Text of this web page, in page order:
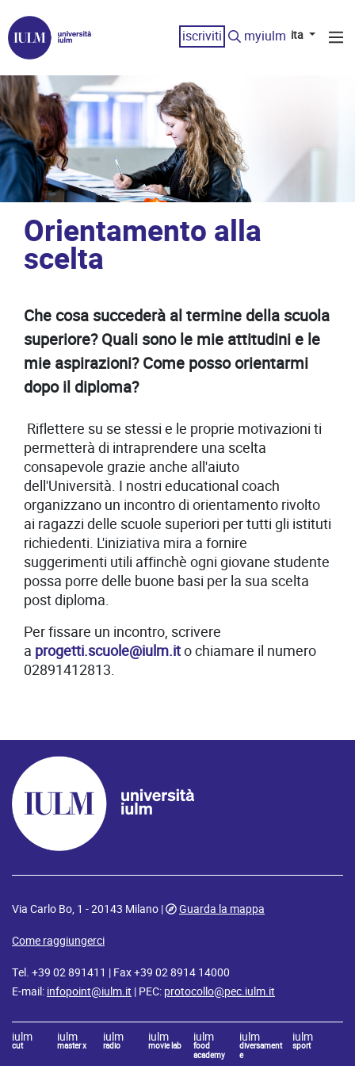
iscriviti myiulm ita
Orientamento alla
scelta
Che cosa succederà al termine della scuola
superiore? Quali sono le mie attitudini e le
mie aspirazioni? Come posso orientarmi
dopo il diploma?
Riflettere su se stessi e le proprie motivazioni ti
permetterà di intraprendere una scelta
consapevole grazie anche all'aiuto
dell'Università. I nostri educational coach
organizzano un incontro di orientamento rivolto
ai ragazzi delle scuole superiori per tutti gli istituti
richiedenti. L'iniziativa mira a fornire
suggerimenti utili affinchè ogni giovane studente
possa porre delle buone basi per la sua scelta
post diploma.
Per fissare un incontro, scrivere
a progetti.scuole@iulm.ito chiamare il numero
02891412813.
Via Carlo Bo, 1 - 20143 Milano |
Guarda la mappa
Come raggiungerci
Tel. +39 02 891411 | Fax +39 02 8914 14000
E-mail: infopoint@iulm.it | PEC: protocollo@pec.iulm.it
iulm
cut
iulm
master x
iulm
radio
iulm
movie lab
iulm
food
academy
iulm
diversament
e
iulm
sport